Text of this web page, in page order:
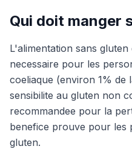
Qui doit manger
L'alimentation sans gluten
necessaire pour les
coeliaque (environ 1% de
sensibilite au gluten non
recommandee pour la
benefice prouve pour les
gluten.